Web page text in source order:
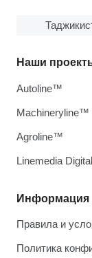
Информация
Правила и
Политика
Наши
Autoline™
Machineryline™
Agroline™
Linemedia